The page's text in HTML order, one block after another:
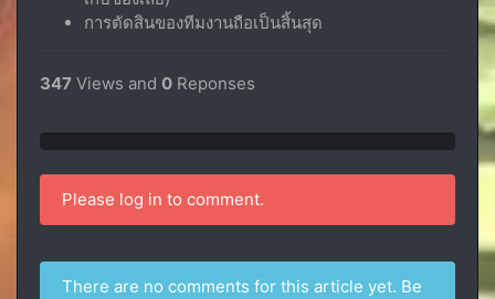
การตัดสินของทีมงานถือเป็นสิ้นสุด
347 Views and 0 Reponses
0% (positive)
0% (negative)
0 (neutral)
Please log in to comment.
There are no comments for this article yet. Be